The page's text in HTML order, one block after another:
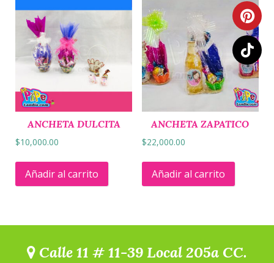
ANCHETA DULCITA
$10,000.00
Añadir al carrito
ANCHETA ZAPATICO
$22,000.00
Añadir al carrito
Calle 11 # 11-39 Local 205a CC.